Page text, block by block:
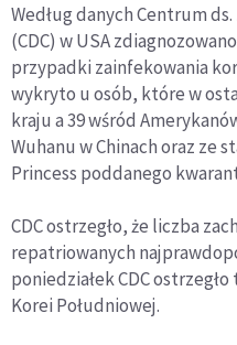
Według danych Centrum
(CDC) w USA
przypadki zainfekowania
wykryto u osób, które w
kraju a 39 wśród
Wuhanu w Chinach oraz ze
Princess poddanego
CDC ostrzegło, że liczba
repatriowanych
poniedziałek CDC
Korei Południowej.